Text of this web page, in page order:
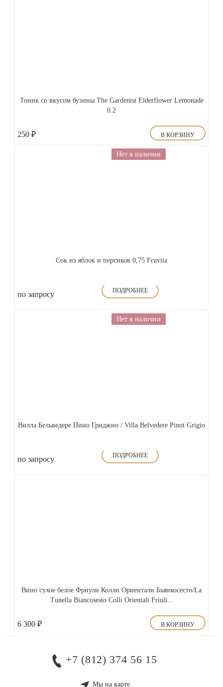
Тоник со вкусом бузины The Gardenist Elderflower Lemonade
0.2
250 ₽ В КОРЗИНУ
Нет в наличии
Сок из яблок и персиков 0,75 Fruvita
по запросу ПОДРОБНЕЕ
Нет в наличии
Вилла Бельведере Пино Гриджио / Villa Belvedere Pinot Grigio
по запросу ПОДРОБНЕЕ
Вино сухое белое Фриули Колли Ориентали Бьянкосесто/La
Tunella Biancosesto Colli Orientali Friuli...
6 300 ₽ В КОРЗИНУ
+7 (812) 374 56 15
Мы на карте